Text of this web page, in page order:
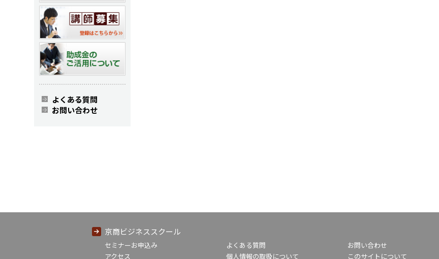
よくある質問
お問い合わせ
京商ビジネススクール
セミナーお申込み よくある質問 お問い合わせ
アクセス
個人情報の取扱について このサイトについて